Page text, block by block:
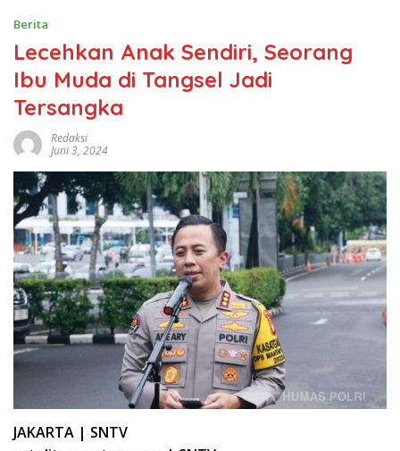
Berita
Lecehkan Anak Sendiri, Seorang
Ibu Muda di Tangsel Jadi
Tersangka
Redaksi
Juni 3, 2024
JAKARTA | SNTV